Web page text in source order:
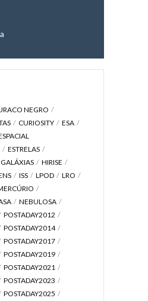
NEGRO
CURIOSITY
ESA
ESTRELAS
GALÁXIAS
HIRISE
ISS LPOD
LRO
NEBULOSA
POSTADAY2012
POSTADAY2014
POSTADAY2017
POSTADAY2019
POSTADAY2021
POSTADAY2023
POSTADAY2025